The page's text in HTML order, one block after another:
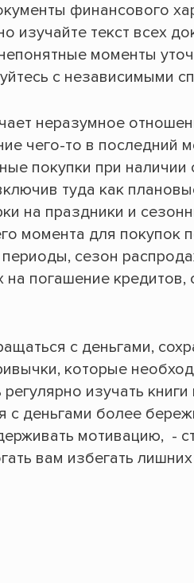
финансового
изучайте текст всех
моменты
с независимыми
неразумное
чего-то в последний
покупки при наличии
туда как
на праздники и
момента для покупок
сезон
на погашение
с деньгами,
которые
регулярно изучать
с деньгами более
мотивацию, -
вам избегать